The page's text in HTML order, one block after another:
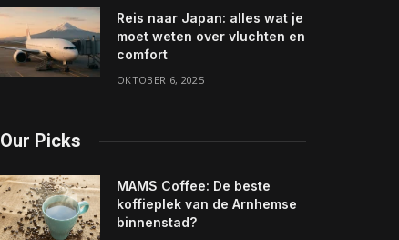
Reis naar Japan: alles wat je
moet weten over vluchten en
comfort
OKTOBER 6, 2025
Our Picks
MAMS Coffee: De beste
koffieplek van de Arnhemse
binnenstad?